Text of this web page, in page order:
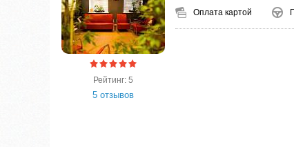
Рейтинг: 5
5 отзывов
Оплата картой